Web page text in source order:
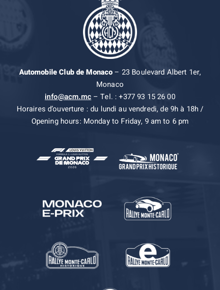
Automobile Club de Monaco– 23 Boulevard Albert 1er,
Monaco
info@acm.mc– Tel. : +377 93 15 26 00
Horaires d’ouverture : du lundi au vendredi, de 9h à 18h /
Opening hours: Monday to Friday, 9 am to 6 pm